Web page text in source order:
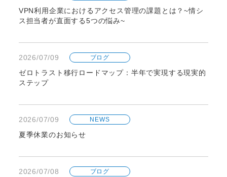
VPN利用企業におけるアクセス管理の課題とは？~情シ
ス担当者が直面する5つの悩み~
2026/07/09 ブログ
ゼロトラスト移行ロードマップ：半年で実現する現実的
ステップ
2026/07/09 NEWS
夏季休業のお知らせ
2026/07/08 ブログ